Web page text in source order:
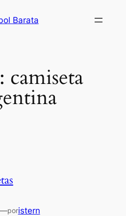
Barata
camiseta
poristern